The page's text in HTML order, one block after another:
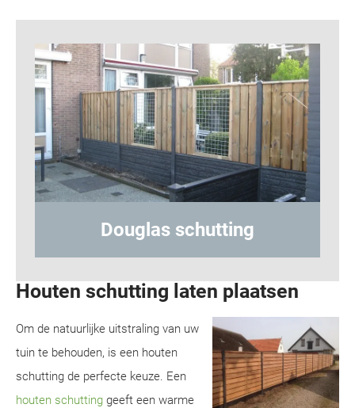
Hout-betonschutting
Houten schutting laten plaatsen
Om de natuurlijke uitstraling van uw
tuin te behouden, is een houten
schutting de perfecte keuze. Een
houten schutting geeft een warme